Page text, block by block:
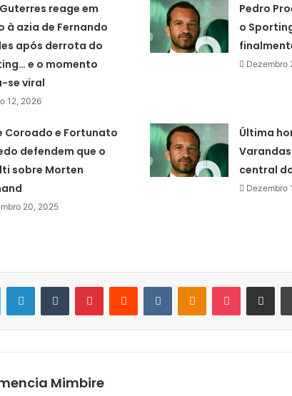
reage em
à azia de Fernando
após derrota do
e o momento
se viral
12, 2026
Pedro
o
Dezembro
Coroado e Fortunato
defendem que o
sobre Morten
20, 2025
Última
central
Dezembro
Twitter LinkedInTumblr PinterestReddit VKontakteOdnoklassniki
Pocket Partilhar Via
Mimbire